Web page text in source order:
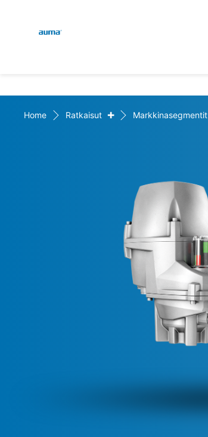
Eurooppa
Pohjois-Amerikka
Home Ratkaisut + Markkinasegmentit